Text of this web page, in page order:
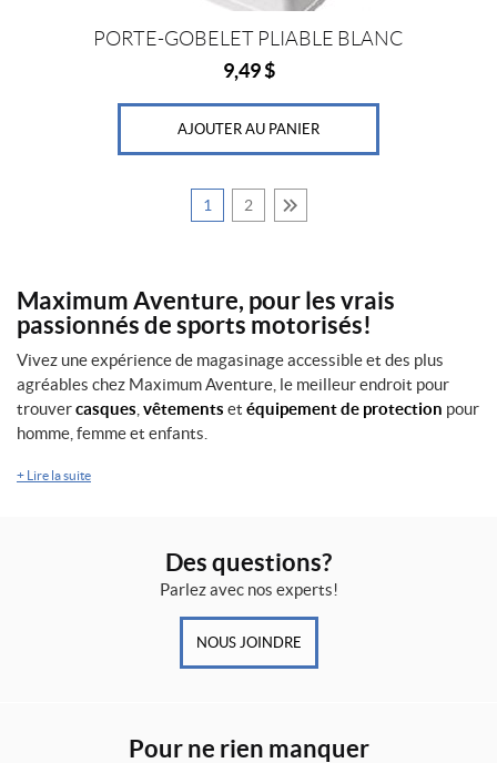
PORTE-GOBELET PLIABLE BLANC
9,49$
AJOUTER AU PANIER
1 2
Maximum Aventure, pour les vrais
passionnés de sports motorisés!
Vivez une expérience de magasinage accessible et des plus
agréables chez Maximum Aventure, le meilleur endroit pour
trouvercasques vêtements et équipement de protection pour
homme, femme et enfants.
+ Lire la suite
Des questions?
Parlez avec nos experts!
NOUS JOINDRE
Pour ne rien manquer